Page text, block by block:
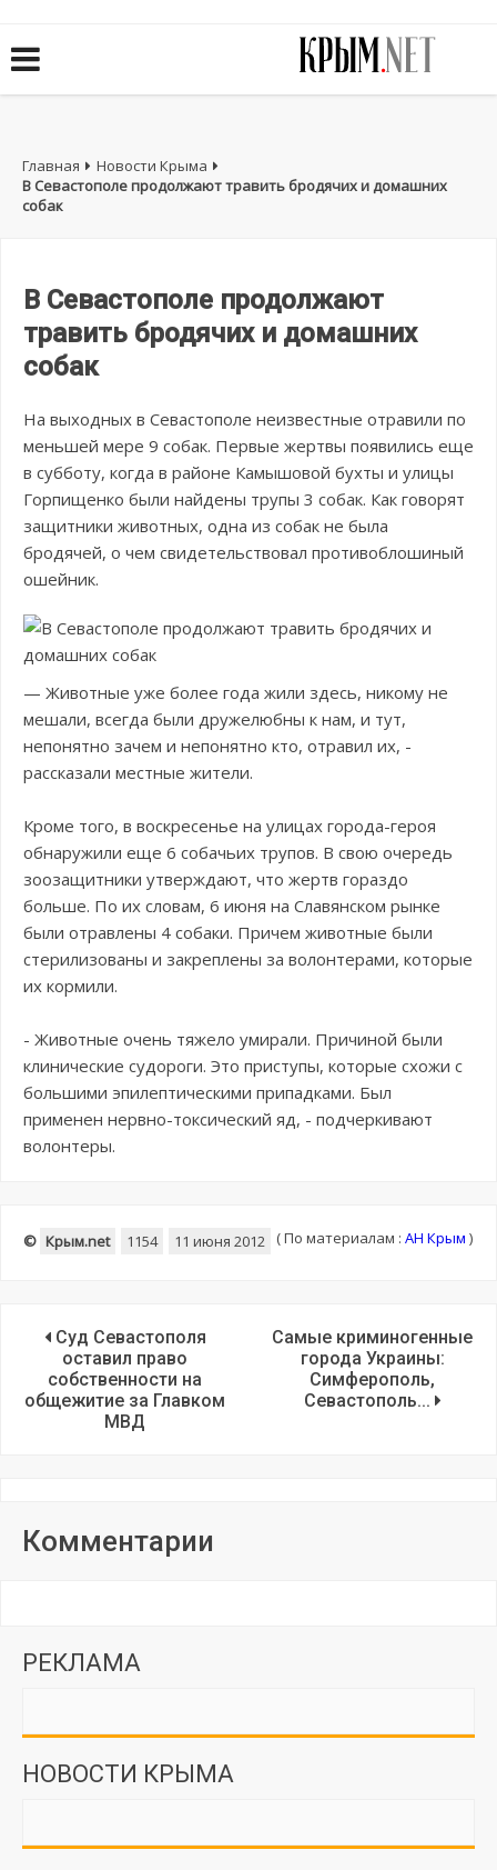
Главная
Новости Крыма
В Севастополе продолжают травить бродячих и домашних
собак
В Севастополе продолжают
травить бродячих и домашних
собак
На выходных в Севастополе неизвестные отравили по
меньшей мере 9 собак. Первые жертвы появились еще
в субботу, когда в районе Камышовой бухты и улицы
Горпищенко были найдены трупы 3 собак. Как говорят
защитники животных, одна из собак не была
бродячей, о чем свидетельствовал противоблошиный
ошейник.
— Животные уже более года жили здесь, никому не
мешали, всегда были дружелюбны к нам, и тут,
непонятно зачем и непонятно кто, отравил их, -
рассказали местные жители.
Кроме того, в воскресенье на улицах города-героя
обнаружили еще 6 собачьих трупов. В свою очередь
зоозащитники утверждают, что жертв гораздо
больше. По их словам, 6 июня на Славянском рынке
были отравлены 4 собаки. Причем животные были
стерилизованы и закреплены за волонтерами, которые
их кормили.
- Животные очень тяжело умирали. Причиной были
клинические судороги. Это приступы, которые схожи с
большими эпилептическими припадками. Был
применен нервно-токсический яд, - подчеркивают
волонтеры.
© Крым.net 1154 11 июня 2012 (По материалам : АН Крым )
Суд Севастополя
оставил право
собственности на
общежитие за Главком
МВД
Самые криминогенные
города Украины:
Симферополь,
Севастополь...
Комментарии
РЕКЛАМА
НОВОСТИ КРЫМА